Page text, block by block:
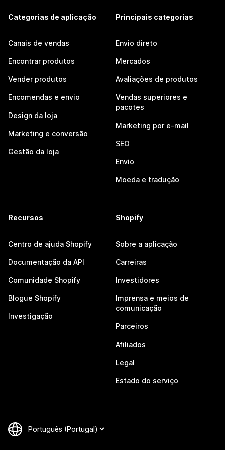
Categorias de aplicação
Canais de vendas
Encontrar produtos
Vender produtos
Encomendas e envio
Design da loja
Marketing e conversão
Gestão da loja
Principais categorias
Envio direto
Mercados
Avaliações de produtos
Vendas superiores e
pacotes
Marketing por e-mail
SEO
Envio
Moeda e tradução
Recursos
Centro de ajuda Shopify
Documentação da API
Comunidade Shopify
Blogue Shopify
Investigação
Shopify
Sobre a aplicação
Carreiras
Investidores
Imprensa e meios de
comunicação
Parceiros
Afiliados
Legal
Estado do serviço